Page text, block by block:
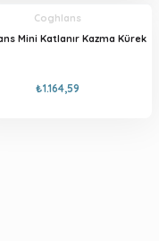
Coghlans
Mini Katlanır Kazma Kürek
₺1.164,59